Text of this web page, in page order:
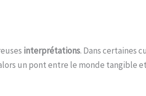
interprétations. Dans certaines
un pont entre le monde tangible